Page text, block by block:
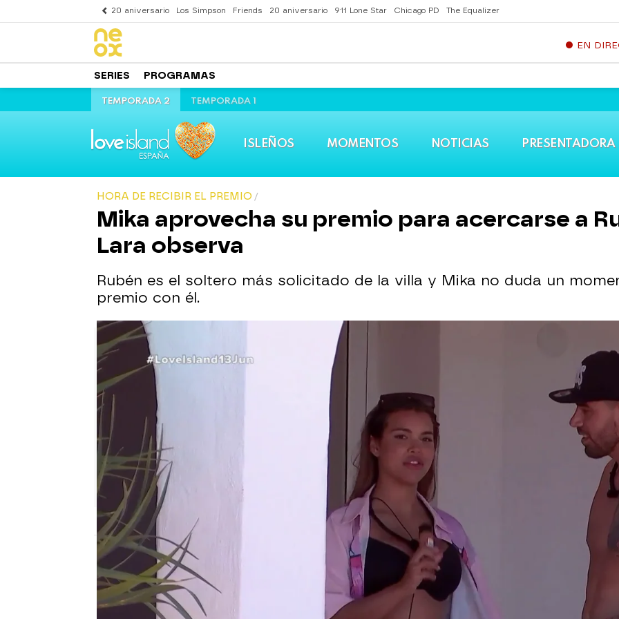
20 aniversario Los Simpson Friends 20 aniversario 911 Lone Star Chicago PD The Equalizer
EN
SERIES PROGRAMAS
TEMPORADA 2 TEMPORADA 1
ISLEÑOS MOMENTOS NOTICIAS PRESENTADORA
HORA DE RECIBIR EL PREMIO
Mika aprovecha su premio para acercarse a
Lara observa
Rubén es el soltero más solicitado de la villa y Mika no duda un
premio con él.
Love Island
Madrid
Publicado:13 de junio de 2022, 22:23